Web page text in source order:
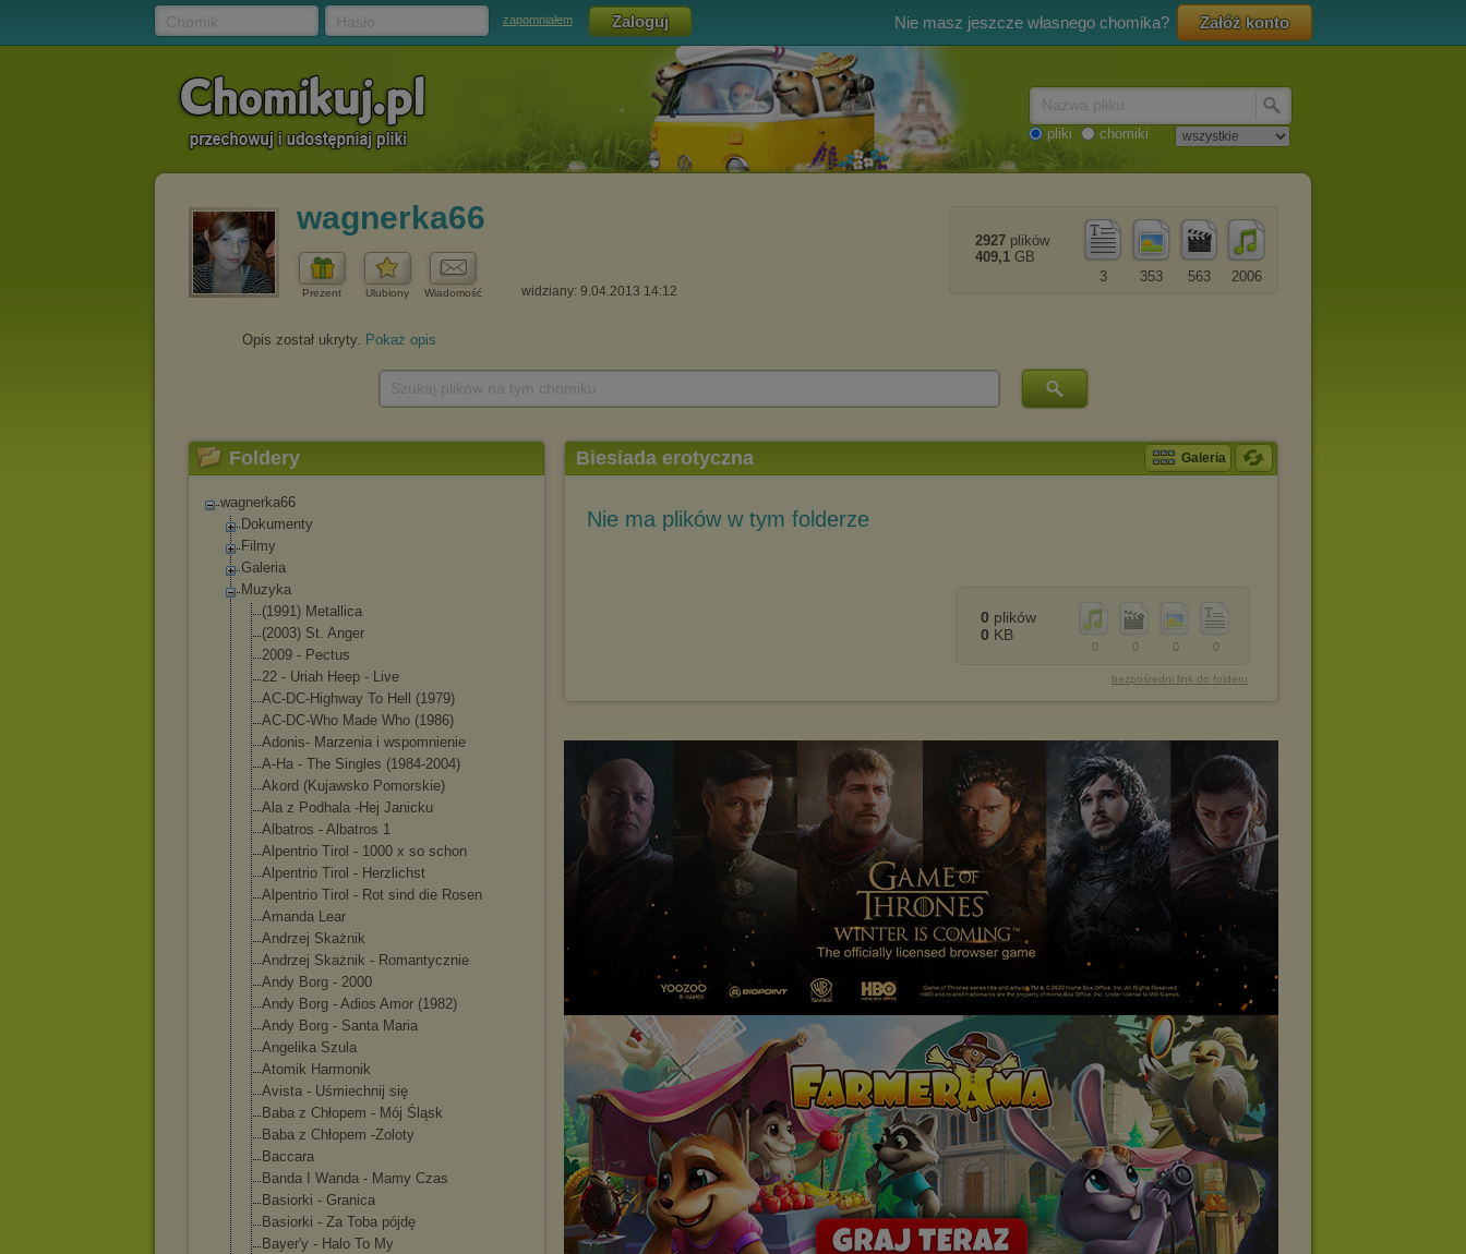
zapomniałem Nie masz jeszcze własnego chomika? Załóż konto
pliki chomiki
wagnerka66
Prezent Ulubiony Wiadomość widziany: 9.04.2013 14:12
2006
563
353
3
2927 plików
409,1 GB
Opis został ukryty. Pokaż opis
Foldery
wagnerka66
Dokumenty
Filmy
Galeria
Muzyka
(1991) Metallica
(2003) St. Anger
2009 - Pectus
22 - Uriah Heep - Live
AC-DC-Highway To Hell (1979)
AC-DC-Who Made Who (1986)
Adonis- Marzenia i wspomnienie
A-Ha - The Singles (1984-2004)
Akord (Kujawsko Pomorskie)
Ala z Podhala -Hej Janicku
Albatros - Albatros 1
Alpentrio Tirol - 1000 x so schon
Alpentrio Tirol - Herzlichst
Alpentrio Tirol - Rot sind die Rosen
Amanda Lear
Andrzej Skażnik
Andrzej Skażnik - Romantycznie
Andy Borg - 2000
Andy Borg - Adios Amor (1982)
Andy Borg - Santa Maria
Angelika Szula
Atomik Harmonik
Avista - Uśmiechnij się
Baba z Chłopem - Mój Śląsk
Baba z Chłopem -Zoloty
Baccara
Banda I Wanda - Mamy Czas
Basiorki - Granica
Basiorki - Za Toba pójdę
Bayer'y - Halo To My
Biesiada erotyczna Galeria
Nie ma plików w tym folderze
0
0
0
0
0 plików
0 KB
bezpośredni link do folderu